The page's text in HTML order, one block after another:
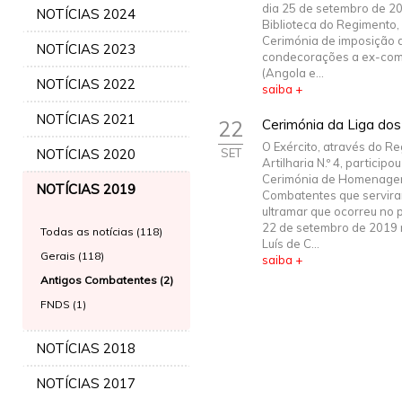
NOTÍCIAS 2024
NOTÍCIAS 2023
NOTÍCIAS 2022
NOTÍCIAS 2021
NOTÍCIAS 2020
NOTÍCIAS 2019
Todas as notícias (118)
Gerais (118)
Antigos Combatentes (2)
FNDS (1)
NOTÍCIAS 2018
NOTÍCIAS 2017
dia 25 de setembro de
Biblioteca do Regimento,
Cerimónia de imposição
condecorações a ex-
(Angola e...
saiba +
22
SET
Cerimónia da Liga
O Exército, através do
Artilharia N.º 4,
Cerimónia de
Combatentes que
ultramar que ocorreu no
22 de setembro de 2019
Luís de C...
saiba +